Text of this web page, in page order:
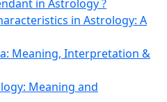
in Astrology ?
in Astrology: A
Meaning, Interpretation &
Meaning and